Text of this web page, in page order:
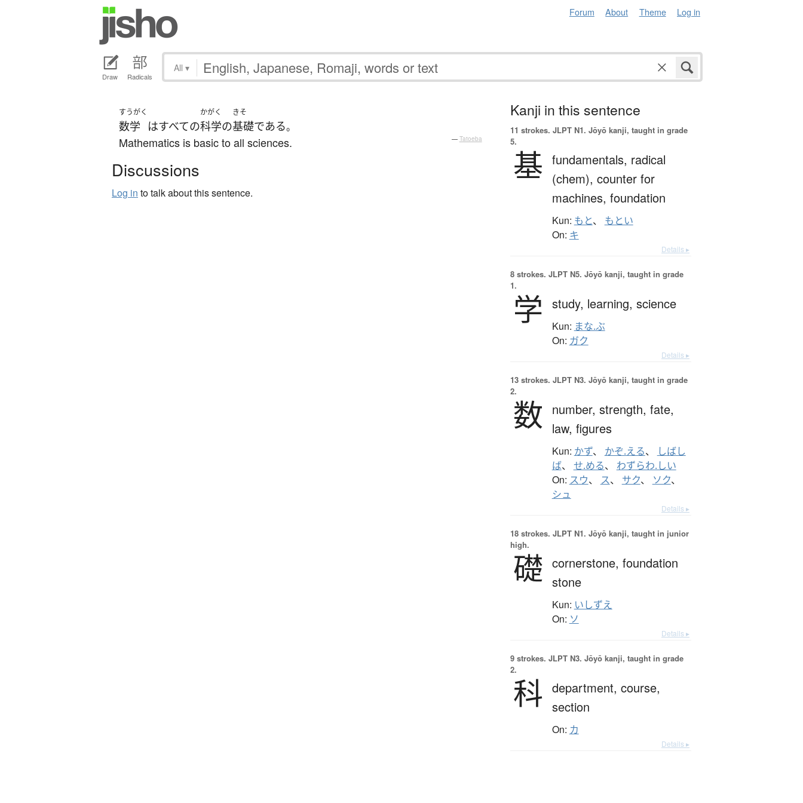
Forum About Theme Log in
Draw Radicals
All ▾
すうがく
数学 はすべての
かがく
科学の
きそ
基礎である。
Mathematics is basic to all sciences. — Tatoeba
Discussions
Log in to talk about this sentence.
Kanji in this sentence
11 strokes. JLPT N1. Jōyō kanji, taught in grade
5.
基 fundamentals, radical
(chem), counter for
machines, foundation
Kun: もと、 もとい
On: キ
Details ▸
8 strokes. JLPT N5. Jōyō kanji, taught in grade
1.
学 study, learning, science
Kun: まな.ぶ
On: ガク
Details ▸
13 strokes. JLPT N3. Jōyō kanji, taught in grade
2.
数 number, strength, fate,
law, figures
Kun: かず、 かぞ.える、
しばし
ば、 せ.める、 わずらわ.しい
On: スウ、 ス、 サク、 ソク、
シュ
Details ▸
18 strokes. JLPT N1. Jōyō kanji, taught in junior
high.
礎 cornerstone, foundation
stone
Kun: いしずえ
On: ソ
Details ▸
9 strokes. JLPT N3. Jōyō kanji, taught in grade
2.
科 department, course,
section
On: カ
Details ▸